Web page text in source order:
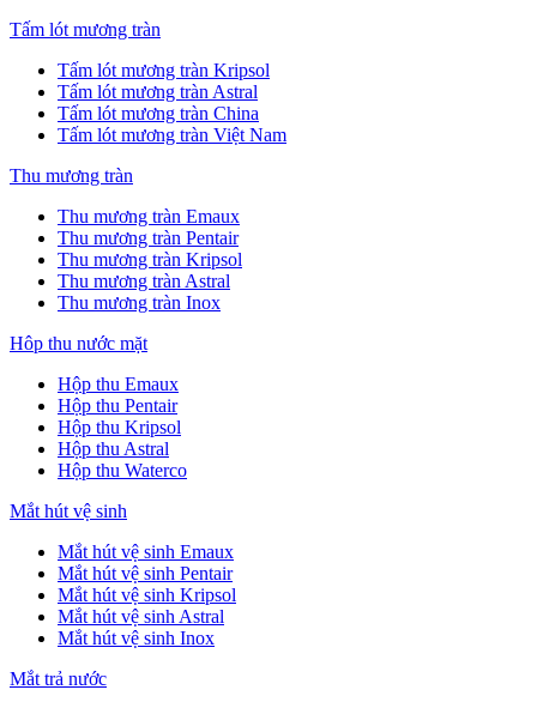
Tấm lót mương tràn
Tấm lót mương tràn Kripsol
Tấm lót mương tràn Astral
Tấm lót mương tràn China
Tấm lót mương tràn Việt Nam
Thu mương tràn
Thu mương tràn Emaux
Thu mương tràn Pentair
Thu mương tràn Kripsol
Thu mương tràn Astral
Thu mương tràn Inox
Hôp thu nước mặt
Hộp thu Emaux
Hộp thu Pentair
Hộp thu Kripsol
Hộp thu Astral
Hộp thu Waterco
Mắt hút vệ sinh
Mắt hút vệ sinh Emaux
Mắt hút vệ sinh Pentair
Mắt hút vệ sinh Kripsol
Mắt hút vệ sinh Astral
Mắt hút vệ sinh Inox
Mắt trả nước